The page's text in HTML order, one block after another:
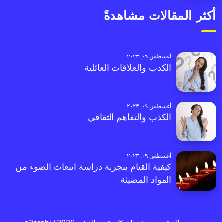
أكثر المقالات مشاهدةً
أغسطس ٠٩, ٢٠٢٣
الكذب والعلاقات العائلية
أغسطس ٠٩, ٢٠٢٣
الكذب والتفاهم الثقافي
أغسطس ٠٩, ٢٠٢٣
كيفية القيام بتجربة دراسة انبعاث الضوء من
المواد المضيئة